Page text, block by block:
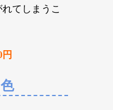
てしまうこ